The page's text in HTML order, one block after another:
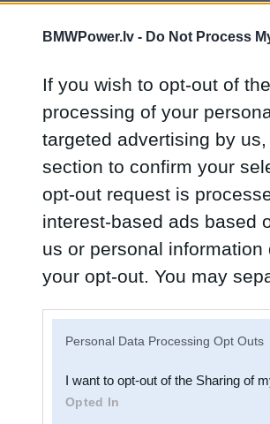
BMWPower.lv - Do Not Process
If you wish to opt-out of
processing of your
targeted advertising by
section to confirm your
opt-out request is
interest-based ads based
us or personal
your opt-out. You may
Downstream Participants
third parties.
Personal Data Processing Opt Outs
I want to opt-out of the Sharing of
Opted In